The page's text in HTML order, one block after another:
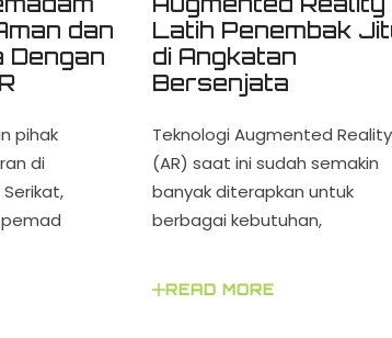
dan
Dengan
pihak
di
Latih Penembak
di Angkatan
Bersenjata
Teknologi Augmented Reality
(AR) saat ini sudah semakin
banyak diterapkan untuk
berbagai kebutuhan,
READ MORE